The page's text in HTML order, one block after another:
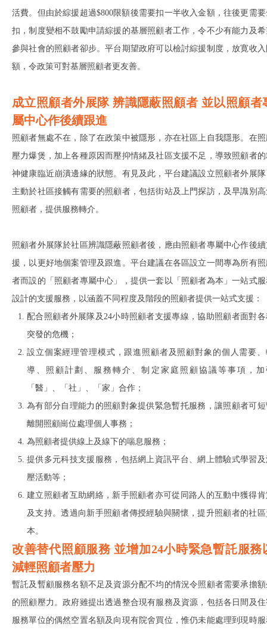
活費。但由於綜援超過$800限額後需要扣一半收入金額，往後更需
扣，制度變相不鼓勵申請綜援的基層照顧者工作，令不少有能力及
參與社會的照顧者卻步。平台期望政府可以檢討綜援制度，放寛收
額，令政策可對基層照顧者更友善。
成立照顧者外展隊 辨識隱蔽照顧者 並以照顧者
屬中心作後續跟進
照顧者無處不在，除了在政策中被隱形，亦在社區上自我隱形。在
壓力爆煲，加上各種原因而壓抑情緒及社區支援不足，導致照顧者
神健康臨近崩潰邊緣的狀態。有見及此，平台建議設立照顧者外展
主動於社區接觸有需要的照顧者，包括街站及上門探訪，及早識別
照顧者，提供服務轉介。
照顧者外展隊於社區辨識隱蔽照顧者後，應由照顧者專屬中心作後
援，以更好地個案管理及跟進。平台建議在各區設立一間專為所有
者而設的「照顧者專屬中心」，提供一套以「照顧者為本」一站式
設計的支援服務，以涵蓋不同程度及階段的照顧者提供一站式支援：
配合照顧者外展隊及24小時照顧者支援專線，協助照顧者面對
突發的危機；
設立個案經理管理模式，跟進照顧者及照顧對象的個人需要、
導、照顧計劃、服務轉介、制定家庭照顧協議等事項，加
「醫」、「社」、「家」合作；
為有部分自理能力的照顧對象提供緊急暫托服務，讓照顧者可
離開照顧崗位處理個人事務；
為照顧者提供線上及線下的喘息服務；
提供多元科技支援服務，包括網上資訊平台、網上體驗式學習
壓活動等；
建立照顧者互助網絡，新手照顧者亦可從同路人的互動中獲得
及支持。透過向新手照顧者傳授經驗與關懷，提升照顧者的社
本。
改善替代照顧服務 並增加24小時緊急暫託服務
減輕照顧者壓力
暫託及暫顧服務名額不足及資源分配不均的情況令照顧者需要承擔
的照顧壓力。政府雖提出透過整合現有服務及資源，包括各日間及
服務單位的偶然空置名額及向現有院舍買位，惟仍未能處理到現時